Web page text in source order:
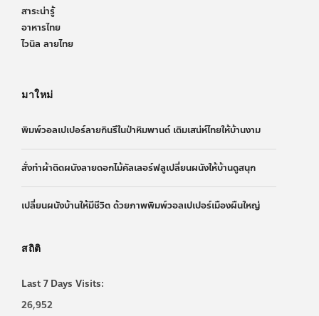
สาระน่ารู้
อาหารไทย
ไวนิล ลายไทย
มาใหม่
พิมพ์วอลเปเปอร์ลายกินรีในป่าหิมพานต์ เติมเสน่ห์ไทยให้บ้านงาม
สั่งทำผ้าติดผนังลายดอกไม้คัลเลอร์ฟลูเปลี่ยนผนังให้บ้านดูสนุก
เปลี่ยนผนังบ้านให้มีชีวิต ด้วยภาพพิมพ์วอลเปเปอร์เมืองผืนใหญ่
สถิติ
Last 7 Days Visits:
26,952